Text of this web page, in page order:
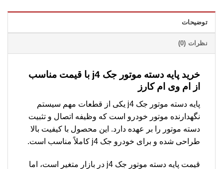
توضیحات
نظرات (0)
خرید پایه دسته موتور جک j4 با قیمت مناسب
از ام وی ام کارز
پایه دسته موتور جک j4 یکی از قطعات مهم سیستم
نگهدارنده موتور خودرو است که وظیفه اتصال و تثبیت
دسته موتور را بر عهده دارد. این محصول با کیفیت بالا
طراحی شده و برای خودرو جک j4 کاملاً مناسب است.
قیمت پایه دسته موتور جک j4 در بازار متغیر است، اما